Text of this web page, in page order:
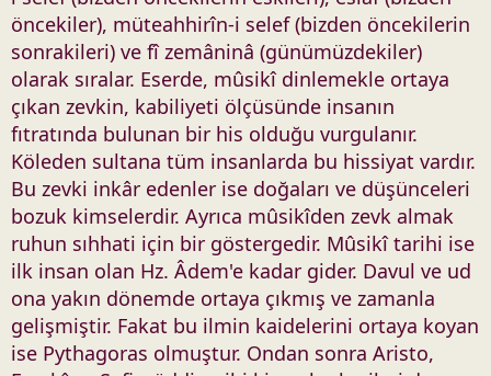
öncekiler), müteahhirîn-i selef (bizden öncekilerin
sonrakileri) ve fî zemâninâ (günümüzdekiler)
olarak sıralar. Eserde, mûsikî dinlemekle ortaya
çıkan zevkin, kabiliyeti ölçüsünde insanın
fıtratında bulunan bir his olduğu vurgulanır.
Köleden sultana tüm insanlarda bu hissiyat vardır.
Bu zevki inkâr edenler ise doğaları ve düşünceleri
bozuk kimselerdir. Ayrıca mûsikîden zevk almak
ruhun sıhhati için bir göstergedir. Mûsikî tarihi ise
ilk insan olan Hz. Âdem'e kadar gider. Davul ve ud
ona yakın dönemde ortaya çıkmış ve zamanla
gelişmiştir. Fakat bu ilmin kaidelerini ortaya koyan
ise Pythagoras olmuştur. Ondan sonra Aristo,